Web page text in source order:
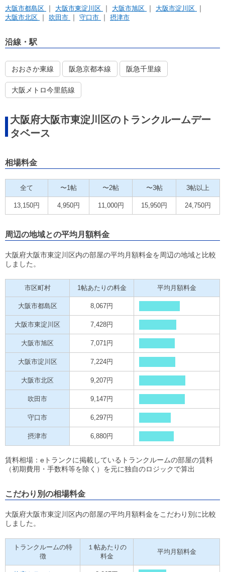
大阪市都島区 大阪市東淀川区 大阪市旭区
大阪市淀川区
大阪市北区
吹田市 守口市 摂津市
沿線・駅
おおさか東線 阪急京都本線 阪急千里線
大阪メトロ今里筋線
大阪府大阪市東淀川区のトランクルームデー
タベース
相場料金
全て 〜1帖 〜2帖 〜3帖 3帖以上
13,150円 4,950円 11,000円 15,950円 24,750円
周辺の地域との平均月額料金
大阪府大阪市東淀川区内の部屋の平均月額料金を周辺の地域と比較
しました。
市区町村 1帖あたりの料金 平均月額料金
大阪市都島区 8,067円
大阪市東淀川区 7,428円
大阪市旭区 7,071円
大阪市淀川区 7,224円
大阪市北区 9,207円
吹田市 9,147円
守口市 6,297円
摂津市 6,880円
賃料相場：eトランクに掲載しているトランクルームの部屋の賃料
（初期費用・手数料等を除く）を元に独自のロジックで算出
こだわり別の相場料金
大阪府大阪市東淀川区内の部屋の平均月額料金をこだわり別に比較
しました。
トランクルームの特
徴
１帖あたりの
料金
平均月額料金